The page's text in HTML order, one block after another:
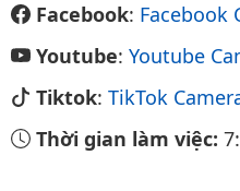
Facebook: Facebook
Youtube: Youtube
Tiktok: TikTok
Thời gian làm việc: